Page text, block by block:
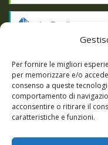
Per fornire le migliori
per memorizzare e/o
consenso a queste
comportamento di
acconsentire o ritirare il
caratteristiche e funzioni.
by Email
RSS
SSL SECURE